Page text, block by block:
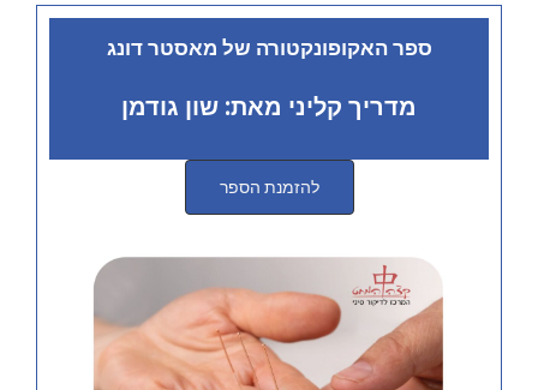
ספר האקופונקטורה של מאסטר דונג
מדריך קליני מאת: שון גודמן
להזמנת הספר